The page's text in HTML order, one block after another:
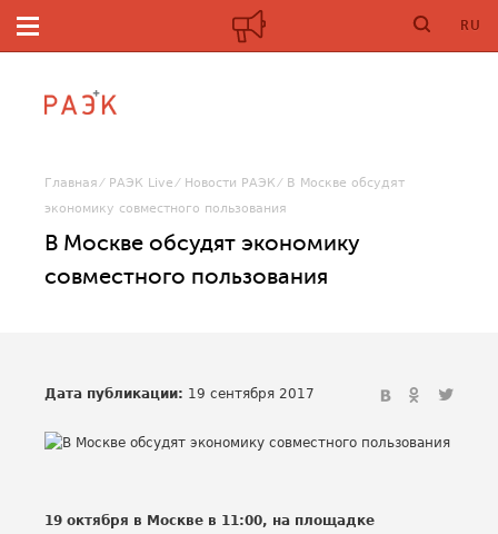
RU
Главная РАЭК Live Новости РАЭК
В Москве обсудят
экономику совместного пользования
В Москве обсудят экономику
совместного пользования
Дата публикации: 19 сентября 2017
19 октября в Москве в 11:00, на площадке